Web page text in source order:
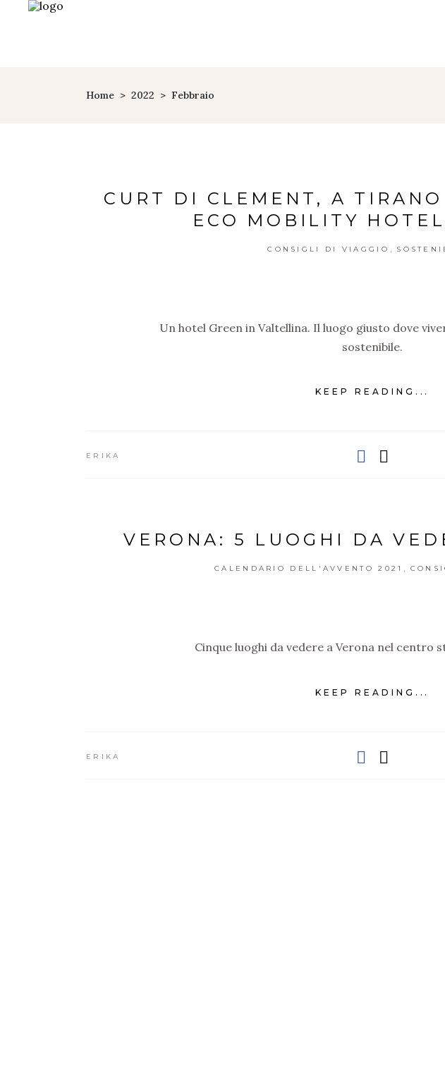
Home > 2022 > Febbraio
CURT DI CLEMENT, A
ECO MOBILITY
CONSIGLI DI VIAGGIO
Un hotel Green in Valtellina. Il luogo giusto dove
sostenibile.
KEEP READING...
ERIKA
VERONA: 5 LUOGHI DA
CALENDARIO DELL'AVVENTO 2021 ,
Cinque luoghi da vedere a Verona nel centro
KEEP READING...
ERIKA